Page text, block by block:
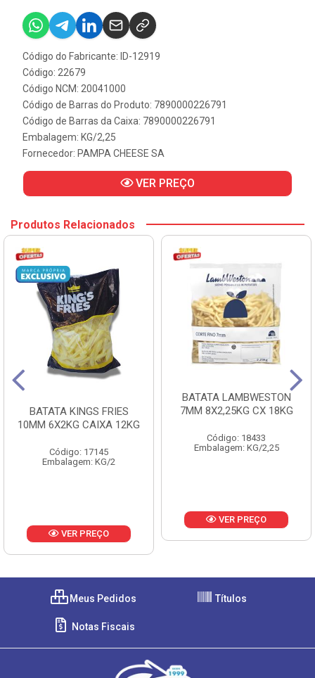
Código do Fabricante: ID-12919
Código: 22679
Código NCM: 20041000
Código de Barras do Produto: 7890000226791
Código de Barras da Caixa: 7890000226791
Embalagem: KG/2,25
Fornecedor: PAMPA CHEESE SA
VER PREÇO
Produtos Relacionados
BATATA KINGS FRIES
10MM 6X2KG CAIXA 12KG
Código: 17145
Embalagem: KG/2
VER PREÇO
BATATA LAMBWESTON
7MM 8X2,25KG CX 18KG
Código: 18433
Embalagem: KG/2,25
VER PREÇO
Meus Pedidos Títulos
Notas Fiscais